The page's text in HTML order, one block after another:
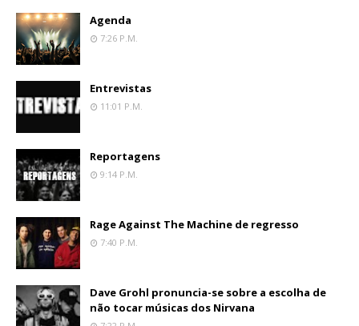
Agenda
7:26 P.m.
Entrevistas
11:01 P.m.
Reportagens
9:14 P.m.
Rage Against The Machine de regresso
7:40 P.m.
Dave Grohl pronuncia-se sobre a escolha de
não tocar músicas dos Nirvana